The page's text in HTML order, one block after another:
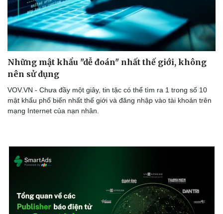
Những mật khẩu "dễ đoán" nhất thế giới, không
nên sử dụng
VOV.VN - Chưa đầy một giây, tin tặc có thể tìm ra 1 trong số 10
mật khẩu phổ biến nhất thế giới và đăng nhập vào tài khoản trên
mạng Internet của nạn nhân.